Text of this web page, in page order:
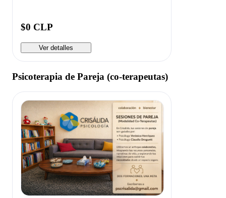
$0 CLP
Ver detalles
Psicoterapia de Pareja (co-terapeutas)